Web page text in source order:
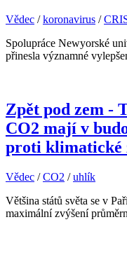
Vědec /koronavirus /
Spolupráce Newyorské
přinesla významné
Zpět pod zem -
CO2 mají v
proti klimatické
Vědec /CO2 /uhlík
Většina států světa se v
maximální zvýšení